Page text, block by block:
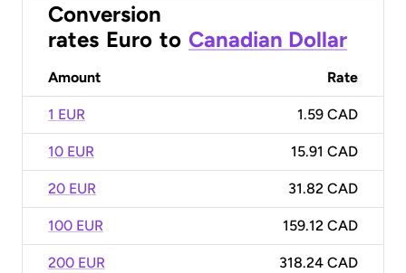
Conversion
rates Euro to Canadian Dollar
Amount Rate
1 EUR 1.59 CAD
10 EUR 15.91 CAD
20 EUR 31.82 CAD
100 EUR 159.12 CAD
200 EUR 318.24 CAD